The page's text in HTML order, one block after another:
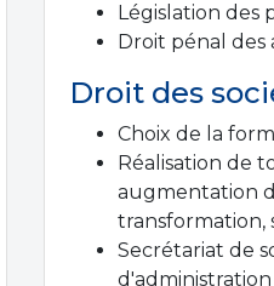
Législation des
Droit pénal des
Droit des
Choix de la
Réalisation de
augmentation
transformation,
Secrétariat de